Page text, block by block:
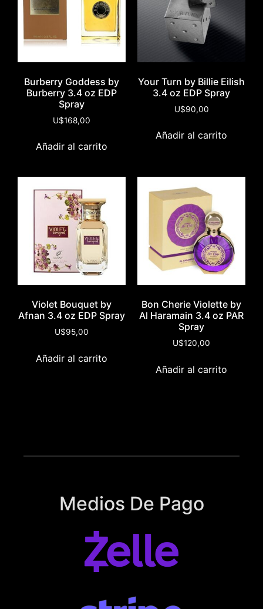
Burberry Goddess by
Burberry 3.4 oz EDP
Spray
U$168,00
Añadir al carrito
Your Turn by Billie Eilish
3.4 oz EDP Spray
U$90,00
Añadir al carrito
Violet Bouquet by
Afnan 3.4 oz EDP Spray
U$95,00
Añadir al carrito
Bon Cherie Violette by
Al Haramain 3.4 oz PAR
Spray
U$120,00
Añadir al carrito
Medios De Pago